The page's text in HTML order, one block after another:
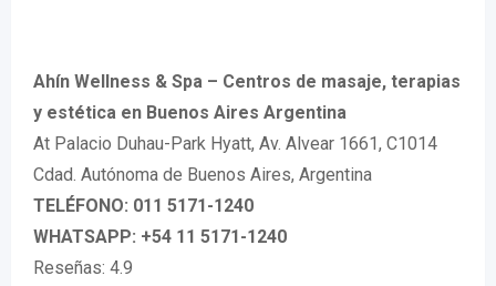
Ahín Wellness & Spa – Centros de masaje, terapias
y estética en Buenos Aires Argentina
At Palacio Duhau-Park Hyatt, Av. Alvear 1661, C1014
Cdad. Autónoma de Buenos Aires, Argentina
TELÉFONO: 011 5171-1240
WHATSAPP: +54 11 5171-1240
Reseñas: 4.9